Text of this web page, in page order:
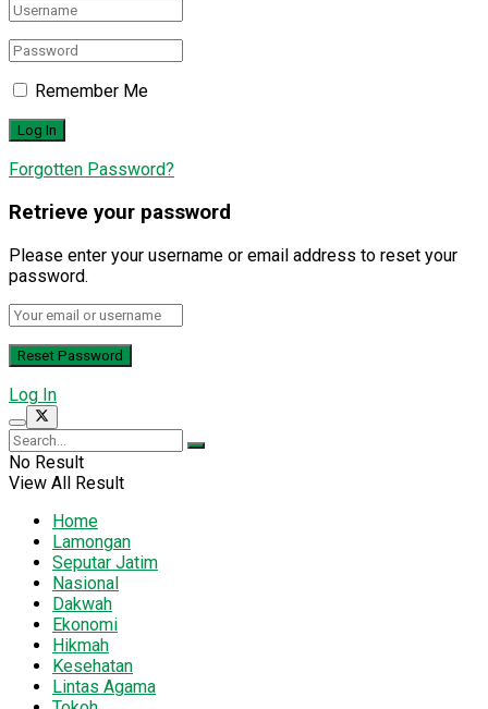
Remember Me
Forgotten Password?
Retrieve your password
Please enter your username or email address to reset your
password.
Log In
No Result
View All Result
Home
Lamongan
Seputar Jatim
Nasional
Dakwah
Ekonomi
Hikmah
Kesehatan
Lintas Agama